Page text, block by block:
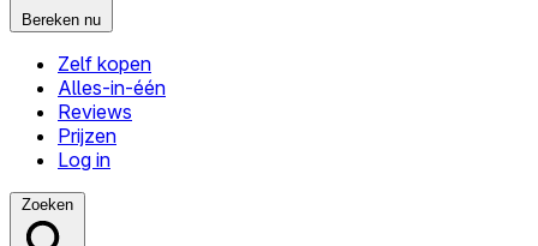
Bereken nu
Zelf kopen
Alles-in-één
Reviews
Prijzen
Log in
Zoeken